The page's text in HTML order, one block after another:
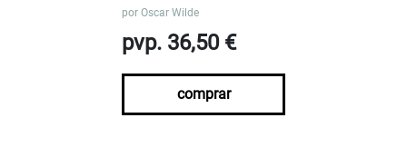
por Oscar Wilde
pvp. 36,50 €
comprar